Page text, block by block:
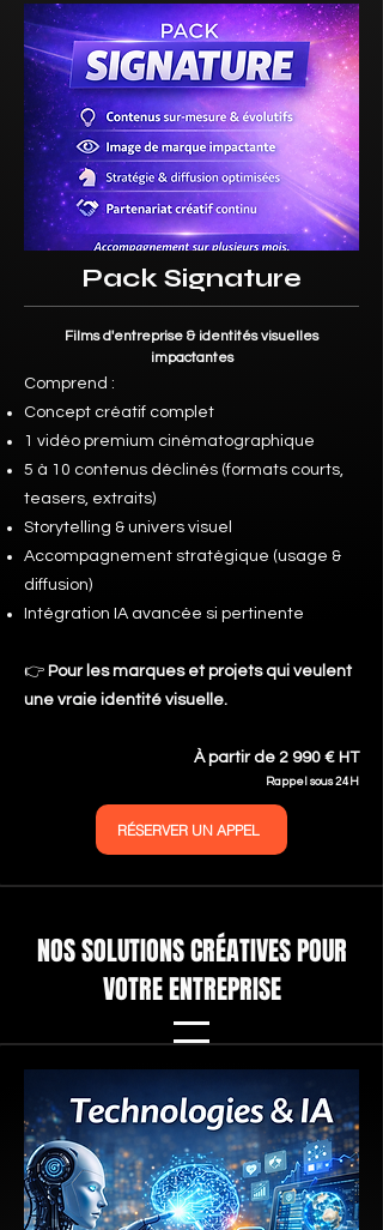
Pack Signature
Films d'entreprise & identités visuelles
impactantes
Comprend :
Concept créatif complet
1 vidéo premium cinématographique
5 à 10 contenus déclinés (formats courts,
teasers, extraits)
Storytelling & univers visuel
Accompagnement stratégique (usage &
diffusion)
Intégration IA avancée si pertinente
👉 Pour les marques et projets qui veulent
une vraie identité visuelle.
À partir de 2 990 € HT
Rappel sous 24H
RÉSERVER UN APPEL
NOS SOLUTIONS CRÉATIVES POUR
VOTRE ENTREPRISE